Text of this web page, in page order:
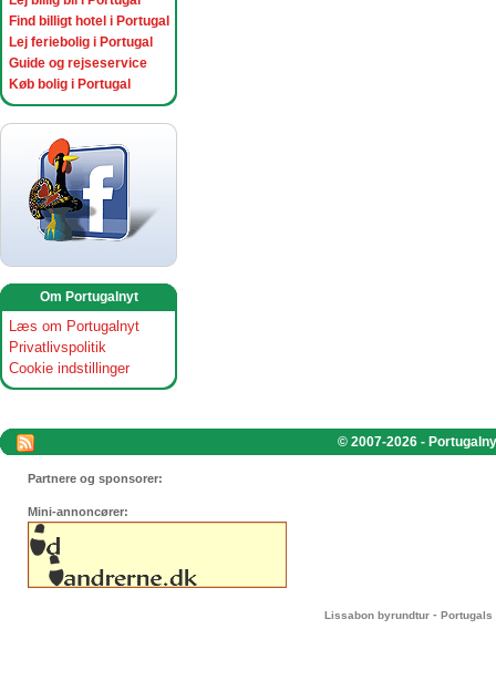
Find billigt hotel i Portugal
Lej feriebolig i Portugal
Guide og rejseservice
Køb bolig i Portugal
Om Portugalnyt
Læs om Portugalnyt
Privatlivspolitik
Cookie indstillinger
© 2007-2026 -
Partnere og sponsorer:
Mini-annoncører:
Lissabon byrundtur - Portugals